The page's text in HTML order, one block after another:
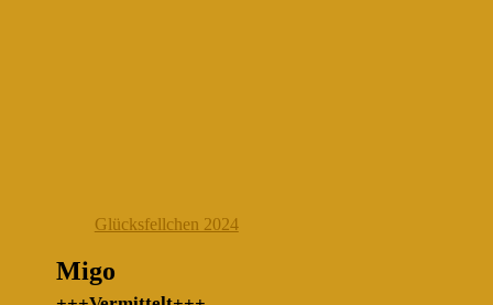
Glücksfellchen 2024
Migo